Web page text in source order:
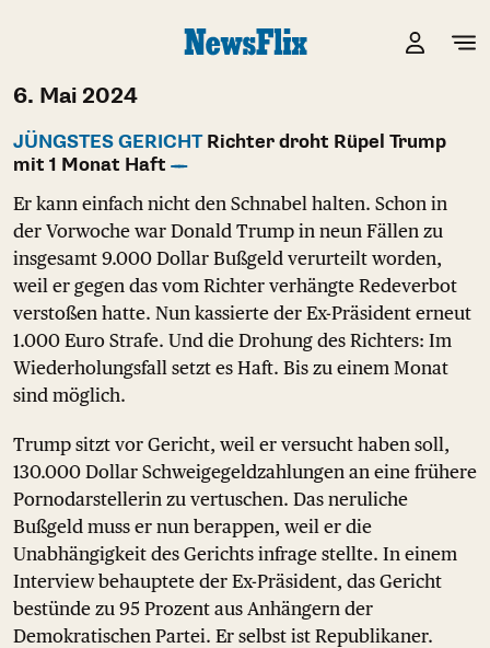
6. Mai 2024
JÜNGSTES GERICHTRichter droht Rüpel Trump
mit 1 Monat Haft
Er kann einfach nicht den Schnabel halten. Schon in
der Vorwoche war Donald Trump in neun Fällen zu
insgesamt 9.000 Dollar Bußgeld verurteilt worden,
weil er gegen das vom Richter verhängte Redeverbot
verstoßen hatte. Nun kassierte der Ex-Präsident erneut
1.000 Euro Strafe. Und die Drohung des Richters: Im
Wiederholungsfall setzt es Haft. Bis zu einem Monat
sind möglich.
Trump sitzt vor Gericht, weil er versucht haben soll,
130.000 Dollar Schweigegeldzahlungen an eine frühere
Pornodarstellerin zu vertuschen. Das neruliche
Bußgeld muss er nun berappen, weil er die
Unabhängigkeit des Gerichts infrage stellte. In einem
Interview behauptete der Ex-Präsident, das Gericht
bestünde zu 95 Prozent aus Anhängern der
Demokratischen Partei. Er selbst ist Republikaner.